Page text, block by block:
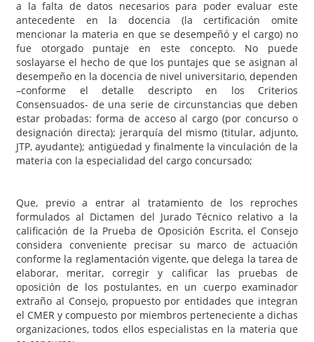
a la falta de datos necesarios para poder evaluar este
antecedente en la docencia (la certificación omite
mencionar la materia en que se desempeñó y el cargo) no
fue otorgado puntaje en este concepto. No puede
soslayarse el hecho de que los puntajes que se asignan al
desempeño en la docencia de nivel universitario, dependen
–conforme el detalle descripto en los Criterios
Consensuados- de una serie de circunstancias que deben
estar probadas: forma de acceso al cargo (por concurso o
designación directa); jerarquía del mismo (titular, adjunto,
JTP, ayudante); antigüedad y finalmente la vinculación de la
materia con la especialidad del cargo concursado;
Que, previo a entrar al tratamiento de los reproches
formulados al Dictamen del Jurado Técnico relativo a la
calificación de la Prueba de Oposición Escrita, el Consejo
considera conveniente precisar su marco de actuación
conforme la reglamentación vigente, que delega la tarea de
elaborar, meritar, corregir y calificar las pruebas de
oposición de los postulantes, en un cuerpo examinador
extraño al Consejo, propuesto por entidades que integran
el CMER y compuesto por miembros perteneciente a dichas
organizaciones, todos ellos especialistas en la materia que